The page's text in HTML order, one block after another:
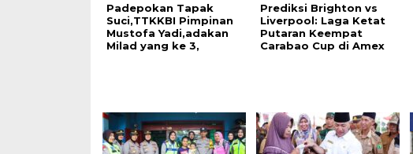
Padepokan Tapak
Suci,TTKKBI Pimpinan
Mustofa Yadi,adakan
Milad yang ke 3,
Prediksi Brighton vs
Liverpool: Laga Ketat
Putaran Keempat
Carabao Cup di Amex